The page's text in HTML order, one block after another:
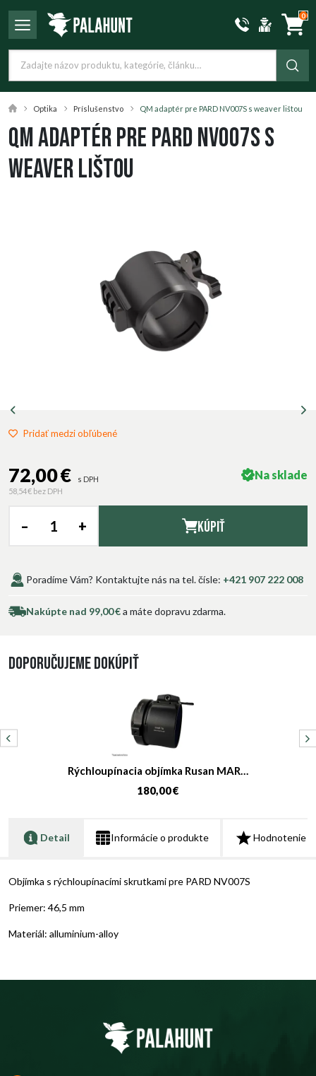
0
Optika Príslušenstvo QM adaptér pre PARD NV007S s weaver lištou
QM adaptér pre PARD NV007S s
weaver lištou
Pridať medzi obľúbené
72,00 €
s DPH
58,54 € bez DPH
Na sklade
– + Kúpiť
Poradíme Vám? Kontaktujte nás na tel. čísle: +421 907 222 008
Nakúpte nad 99,00 €a máte dopravu zdarma.
Doporučujeme dokúpiť
Rýchloupínacia objímka Rusan MAR…
180,00 €
Detail Informácie o produkte Hodnotenie
Objímka s rýchloupínacími skrutkami pre PARD NV007S
Priemer: 46,5 mm
Materiál: alluminium-alloy